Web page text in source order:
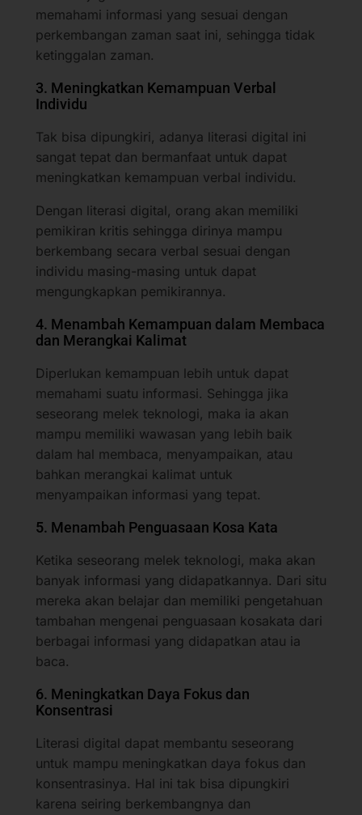
memahami informasi yang sesuai dengan
perkembangan zaman saat ini, sehingga tidak
ketinggalan zaman.
3. Meningkatkan Kemampuan Verbal
Individu
Tak bisa dipungkiri, adanya literasi digital ini
sangat tepat dan bermanfaat untuk dapat
meningkatkan kemampuan verbal individu.
Dengan literasi digital, orang akan memiliki
pemikiran kritis sehingga dirinya mampu
berkembang secara verbal sesuai dengan
individu masing-masing untuk dapat
mengungkapkan pemikirannya.
4. Menambah Kemampuan dalam Membaca
dan Merangkai Kalimat
Diperlukan kemampuan lebih untuk dapat
memahami suatu informasi. Sehingga jika
seseorang melek teknologi, maka ia akan
mampu memiliki wawasan yang lebih baik
dalam hal membaca, menyampaikan, atau
bahkan merangkai kalimat untuk
menyampaikan informasi yang tepat.
5. Menambah Penguasaan Kosa Kata
Ketika seseorang melek teknologi, maka akan
banyak informasi yang didapatkannya. Dari situ
mereka akan belajar dan memiliki pengetahuan
tambahan mengenai penguasaan kosakata dari
berbagai informasi yang didapatkan atau ia
baca.
6. Meningkatkan Daya Fokus dan
Konsentrasi
Literasi digital dapat membantu seseorang
untuk mampu meningkatkan daya fokus dan
konsentrasinya. Hal ini tak bisa dipungkiri
karena seiring berkembangnya dan